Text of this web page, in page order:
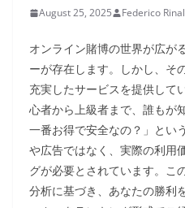
August 25, 2025 Federico
オンライン賭博の世界が広が
ーが存在します。しかし、そ
充実したサービスを提供して
心者から上級者まで、誰もが
一番お得で安全なの？」とい
や広告ではなく、実際の利用
グが必要とされています。こ
分析に基づき、あなたの勝利